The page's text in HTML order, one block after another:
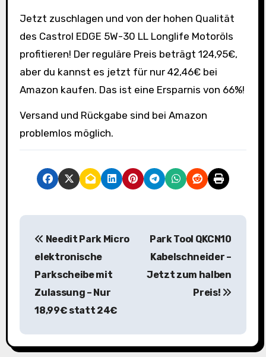
Jetzt zuschlagen und von der hohen Qualität
des Castrol EDGE 5W-30 LL Longlife Motoröls
profitieren! Der reguläre Preis beträgt 124,95€,
aber du kannst es jetzt für nur 42,46€ bei
Amazon kaufen. Das ist eine Ersparnis von 66%!
Versand und Rückgabe sind bei Amazon
problemlos möglich.
B
a
Needit Park Micro
elektronische
Parkscheibe mit
Zulassung – Nur
18,99€ statt 24€
Park Tool QKCN10
Kabelschneider –
Jetzt zum halben
Preis!